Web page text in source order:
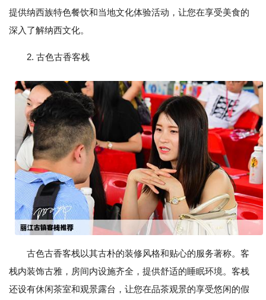
提供纳西族特色餐饮和当地文化体验活动，让您在享受美食的
深入了解纳西文化。
2. 古色古香客栈
古色古香客栈以其古朴的装修风格和贴心的服务著称。客
栈内装饰古雅，房间内设施齐全，提供舒适的睡眠环境。客栈
还设有休闲茶室和观景露台，让您在品茶观景的享受悠闲的假